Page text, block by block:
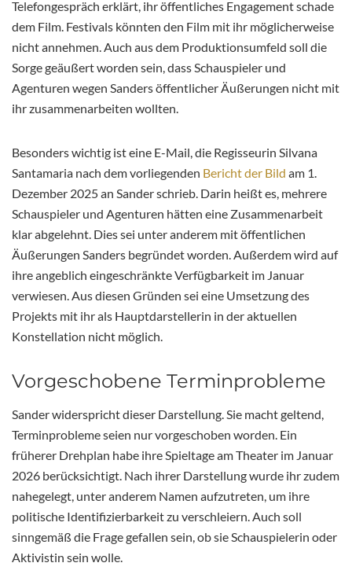
Telefongespräch erklärt, ihr öffentliches Engagement schade
dem Film. Festivals könnten den Film mit ihr möglicherweise
nicht annehmen. Auch aus dem Produktionsumfeld soll die
Sorge geäußert worden sein, dass Schauspieler und
Agenturen wegen Sanders öffentlicher Äußerungen nicht mit
ihr zusammenarbeiten wollten.
Besonders wichtig ist eine E-Mail, die Regisseurin Silvana
Santamaria nach dem vorliegenden Bericht der Bild am 1.
Dezember 2025 an Sander schrieb. Darin heißt es, mehrere
Schauspieler und Agenturen hätten eine Zusammenarbeit
klar abgelehnt. Dies sei unter anderem mit öffentlichen
Äußerungen Sanders begründet worden. Außerdem wird auf
ihre angeblich eingeschränkte Verfügbarkeit im Januar
verwiesen. Aus diesen Gründen sei eine Umsetzung des
Projekts mit ihr als Hauptdarstellerin in der aktuellen
Konstellation nicht möglich.
Vorgeschobene Terminprobleme
Sander widerspricht dieser Darstellung. Sie macht geltend,
Terminprobleme seien nur vorgeschoben worden. Ein
früherer Drehplan habe ihre Spieltage am Theater im Januar
2026 berücksichtigt. Nach ihrer Darstellung wurde ihr zudem
nahegelegt, unter anderem Namen aufzutreten, um ihre
politische Identifizierbarkeit zu verschleiern. Auch soll
sinngemäß die Frage gefallen sein, ob sie Schauspielerin oder
Aktivistin sein wolle.